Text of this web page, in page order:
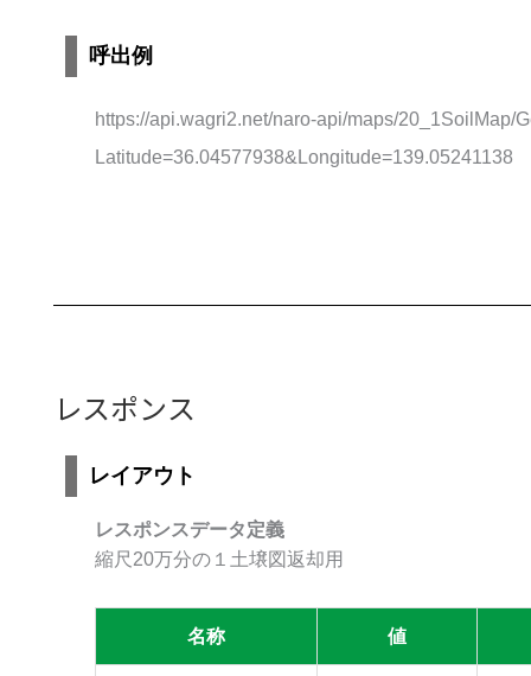
呼出例
https://api.wagri2.net/naro-api/maps/20_1SoilMap/
Latitude=36.04577938&Longitude=139.05241138
レスポンス
レイアウト
レスポンスデータ定義
縮尺20万分の１土壌図返却用
名称 値